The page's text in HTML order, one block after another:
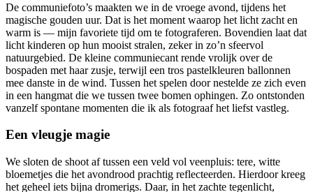
De communiefoto’s maakten we in de vroege avond, tijdens het
magische gouden uur. Dat is het moment waarop het licht zacht en
warm is — mijn favoriete tijd om te fotograferen. Bovendien laat dat
licht kinderen op hun mooist stralen, zeker in zo’n sfeervol
natuurgebied. De kleine communiecant rende vrolijk over de
bospaden met haar zusje, terwijl een tros pastelkleuren ballonnen
mee danste in de wind. Tussen het spelen door nestelde ze zich even
in een hangmat die we tussen twee bomen ophingen. Zo ontstonden
vanzelf spontane momenten die ik als fotograaf het liefst vastleg.
Een vleugje magie
We sloten de shoot af tussen een veld vol veenpluis: tere, witte
bloemetjes die het avondrood prachtig reflecteerden. Hierdoor kreeg
het geheel iets bijna dromerigs. Daar, in het zachte tegenlicht,